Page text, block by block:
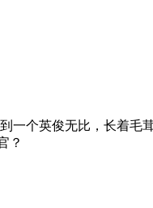
一个英俊无比，长着毛
？